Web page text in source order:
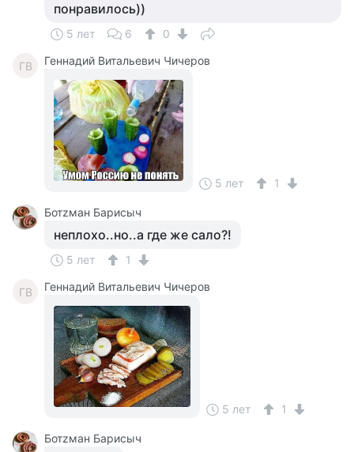
понравилось))
5 лет 6 0
ГВ Геннадий Витальевич Чичеров
5 лет 1
Ботzман Барисыч
неплохо..но..а где же сало?!
5 лет 1
ГВ Геннадий Витальевич Чичеров
5 лет 1
Ботzман Барисыч